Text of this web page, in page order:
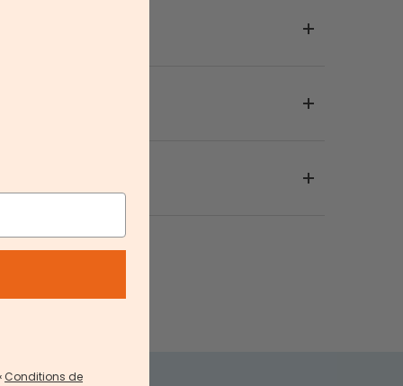
Conditions de